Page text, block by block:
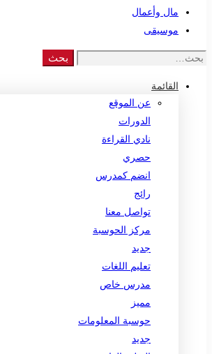
مال وأعمال
موسيقى
Search
بحث
القائمة
عن الموقع
الدورات
نادي القراءة
حصري
انضم كمدرس
رائج
تواصل معنا
مركز الحوسبة
جديد
تعليم اللغات
مدرس خاص
مميز
حوسبة المعلومات
جديد